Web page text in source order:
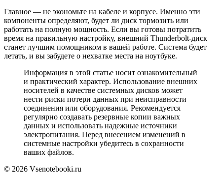
Главное — не экономьте на кабеле и корпусе. Именно эти
компоненты определяют, будет ли диск тормозить или
работать на полную мощность. Если вы готовы потратить
время на правильную настройку, внешний Thunderbolt-диск
станет лучшим помощником в вашей работе. Система будет
летать, и вы забудете о нехватке места на ноутбуке.
Информация в этой статье носит ознакомительный
и практический характер. Использование внешних
носителей в качестве системных дисков может
нести риски потери данных при неисправности
соединения или оборудования. Рекомендуется
регулярно создавать резервные копии важных
данных и использовать надежные источники
электропитания. Перед внесением изменений в
системные настройки убедитесь в сохранности
ваших файлов.
© 2026 Vsenotebooki.ru